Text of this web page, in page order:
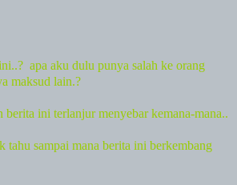
apa aku dulu punya salah ke orang
maksud lain.?
berita ini terlanjur menyebar kemana-mana..
tahu sampai mana berita ini berkembang